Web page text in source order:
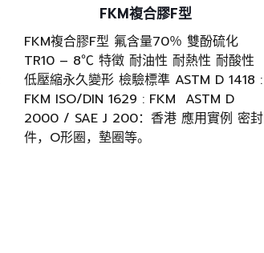
FKM複合膠F型
FKM複合膠F型 氟含量70％ 雙酚硫化
TR10 – 8℃ 特徵 耐油性 耐熱性 耐酸性
低壓縮永久變形 檢驗標準 ASTM D 1418 :
FKM ISO/DIN 1629 : FKM ASTM D
2000 / SAE J 200：香港 應用實例 密封
件，O形圈，墊圈等。